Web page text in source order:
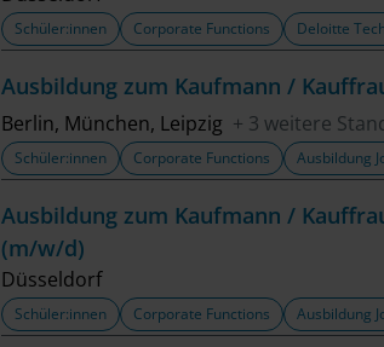
Schüler:innen Corporate Functions Deloitte
Ausbildung zum Kaufmann /
Berlin, München, Leipzig + 3 weitere
Schüler:innen Corporate Functions Ausbildung
Ausbildung zum Kaufmann /
(m/w/d)
Düsseldorf
Schüler:innen Corporate Functions Ausbildung